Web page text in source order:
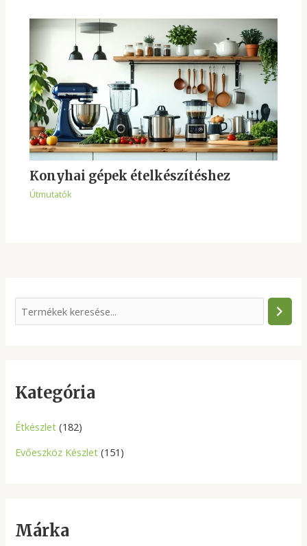
e
c
Kategória
Étkészlet (182)
Evőeszköz Készlet (151)
Márka
Konyhai gépek ételkészítéshez
Útmutatók